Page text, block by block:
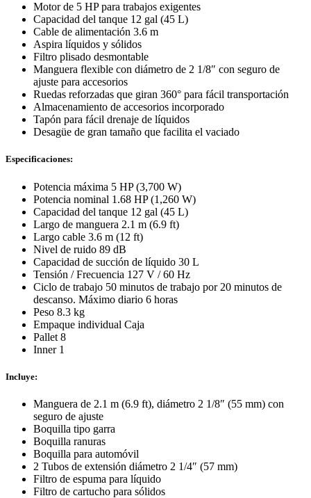
Motor de 5 HP para trabajos exigentes
Capacidad del tanque 12 gal (45 L)
Cable de alimentación 3.6 m
Aspira líquidos y sólidos
Filtro plisado desmontable
Manguera flexible con diámetro de 2 1/8″ con seguro de
ajuste para accesorios
Ruedas reforzadas que giran 360° para fácil transportación
Almacenamiento de accesorios incorporado
Tapón para fácil drenaje de líquidos
Desagüe de gran tamaño que facilita el vaciado
Especificaciones:
Potencia máxima 5 HP (3,700 W)
Potencia nominal 1.68 HP (1,260 W)
Capacidad del tanque 12 gal (45 L)
Largo de manguera 2.1 m (6.9 ft)
Largo cable 3.6 m (12 ft)
Nivel de ruido 89 dB
Capacidad de succión de líquido 30 L
Tensión / Frecuencia 127 V / 60 Hz
Ciclo de trabajo 50 minutos de trabajo por 20 minutos de
descanso. Máximo diario 6 horas
Peso 8.3 kg
Empaque individual Caja
Pallet 8
Inner 1
Incluye:
Manguera de 2.1 m (6.9 ft), diámetro 2 1/8″ (55 mm) con
seguro de ajuste
Boquilla tipo garra
Boquilla ranuras
Boquilla para automóvil
2 Tubos de extensión diámetro 2 1/4″ (57 mm)
Filtro de espuma para líquido
Filtro de cartucho para sólidos